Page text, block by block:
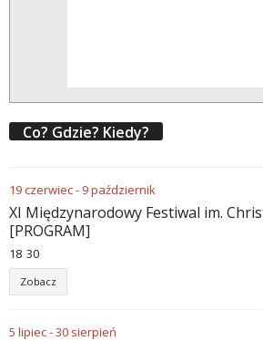
Co? Gdzie? Kiedy?
19czerwiec- 9październik
XI Międzynarodowy Festiwal im.
[PROGRAM]
18 30
Zobacz
5 lipiec-30 sierpień